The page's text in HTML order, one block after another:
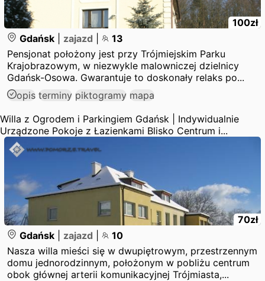
100zł
Gdańsk
zajazd
13
Pensjonat położony jest przy Trójmiejskim Parku
Krajobrazowym, w niezwykle malowniczej dzielnicy
Gdańsk-Osowa. Gwarantuje to doskonały relaks po...
opis terminy piktogramy mapa
Willa z Ogrodem i Parkingiem Gdańsk | Indywidualnie
Urządzone Pokoje z Łazienkami Blisko Centrum i...
70zł
Gdańsk
zajazd
10
Nasza willa mieści się w dwupiętrowym, przestrzennym
domu jednorodzinnym, położonym w pobliżu centrum
obok głównej arterii komunikacyjnej Trójmiasta,...